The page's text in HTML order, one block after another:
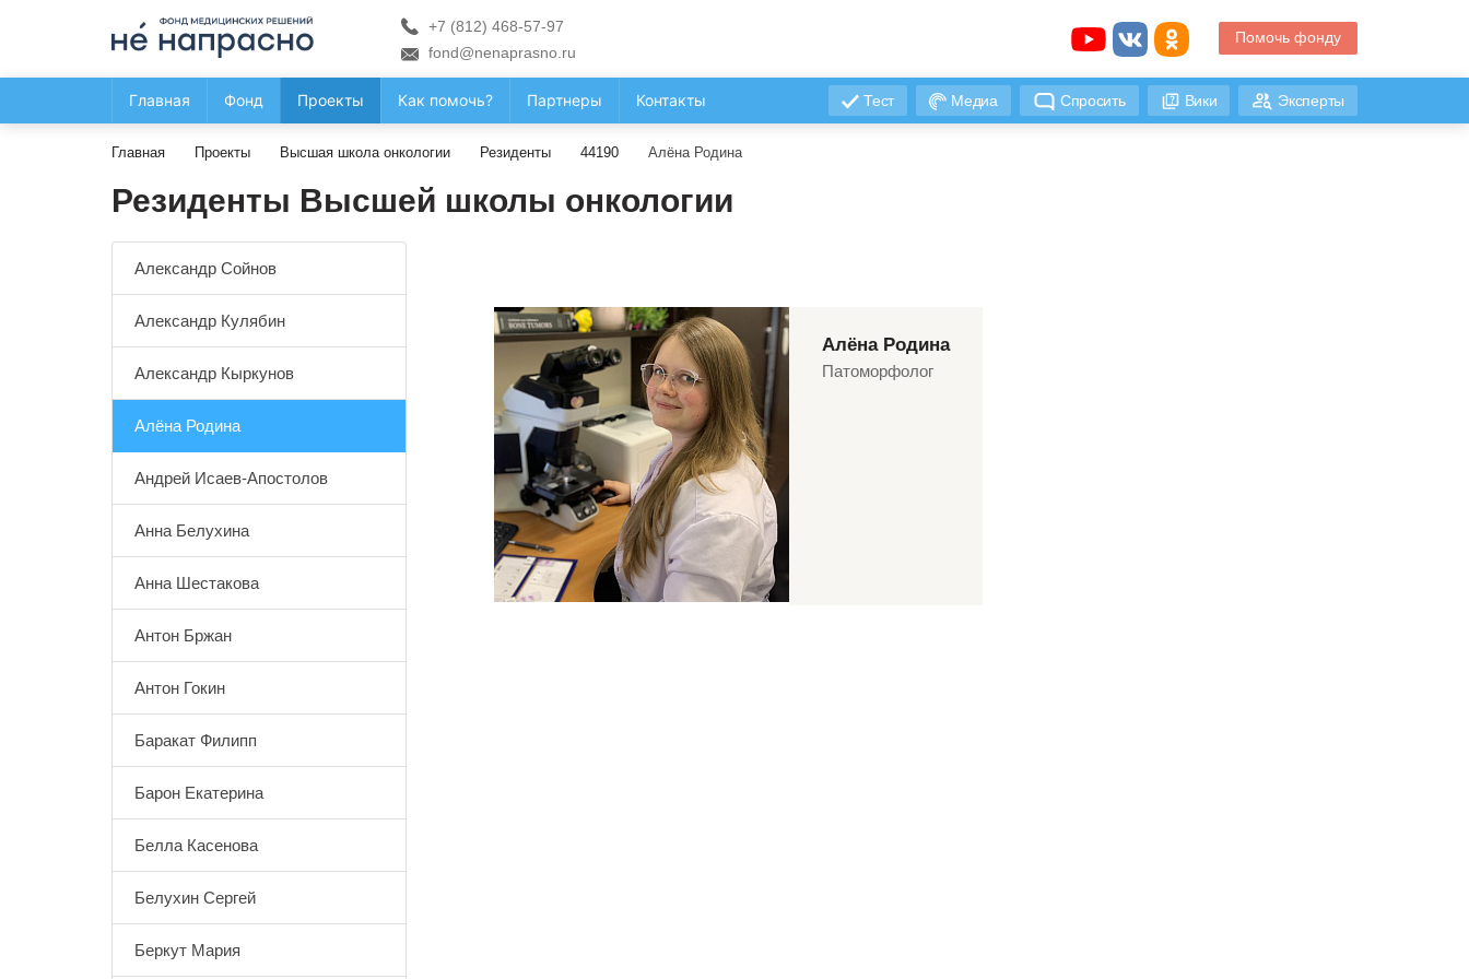
+7 (812) 468-57-97
fond@nenaprasno.ru
Помочь фонду
Главная Фонд Проекты Как помочь? Партнеры Контакты Тест Медиа Спросить Вики Эксперты
Главная Проекты Высшая школа онкологии Резиденты 44190 Алёна Родина
Резиденты Высшей школы онкологии
Александр Сойнов
Александр Кулябин
Александр Кыркунов
Алёна Родина
Андрей Исаев-Апостолов
Анна Белухина
Анна Шестакова
Антон Бржан
Антон Гокин
Баракат Филипп
Барон Екатерина
Белла Касенова
Белухин Сергей
Беркут Мария
Алёна Родина
Патоморфолог